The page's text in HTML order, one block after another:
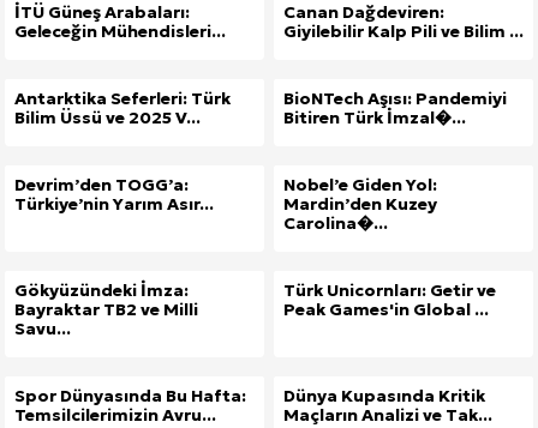
İTÜ Güneş Arabaları:
Geleceğin Mühendisleri...
Canan Dağdeviren:
Giyilebilir Kalp Pili ve Bilim ...
Antarktika Seferleri: Türk
Bilim Üssü ve 2025 V...
BioNTech Aşısı: Pandemiyi
Bitiren Türk İmzal�...
Devrim’den TOGG’a:
Türkiye’nin Yarım Asır...
Nobel’e Giden Yol:
Mardin’den Kuzey
Carolina�...
Gökyüzündeki İmza:
Bayraktar TB2 ve Milli
Savu...
Türk Unicornları: Getir ve
Peak Games'in Global ...
Spor Dünyasında Bu Hafta:
Temsilcilerimizin Avru...
Dünya Kupasında Kritik
Maçların Analizi ve Tak...